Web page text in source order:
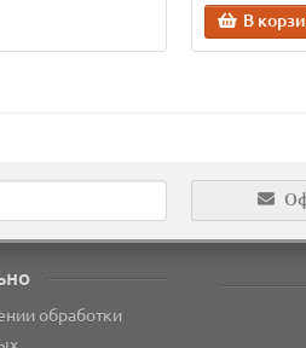
В
обработки